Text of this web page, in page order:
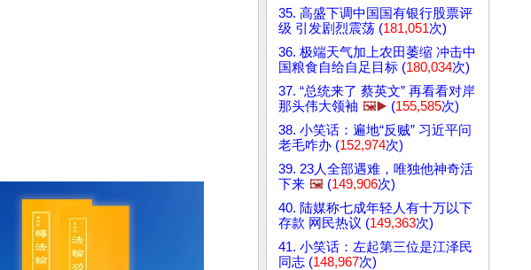
35. 高盛下调中国国有银行股票评
级 引发剧烈震荡 (181,051次)
36. 极端天气加上农田萎缩 冲击中
国粮食自给自足目标 (180,034次)
37. “总统来了 蔡英文” 再看看对岸
那头伟大领袖 🖼️▶️ (155,585次)
38. 小笑话：遍地“反贼” 习近平问
老毛咋办 (152,974次)
39. 23人全部遇难，唯独他神奇活
下来 🖼️ (149,906次)
40. 陆媒称七成年轻人有十万以下
存款 网民热议 (149,363次)
41. 小笑话：左起第三位是江泽民
同志 (148,967次)